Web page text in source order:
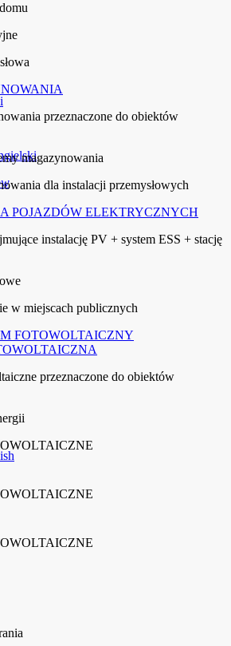
przeznaczone do obiektów
magazynowania
dla instalacji przemysłowych
POJAZDÓW ELEKTRYCZNYCH
instalację PV + system ESS + stację
w miejscach publicznych
FOTOWOLTAICZNY
przeznaczone do obiektów